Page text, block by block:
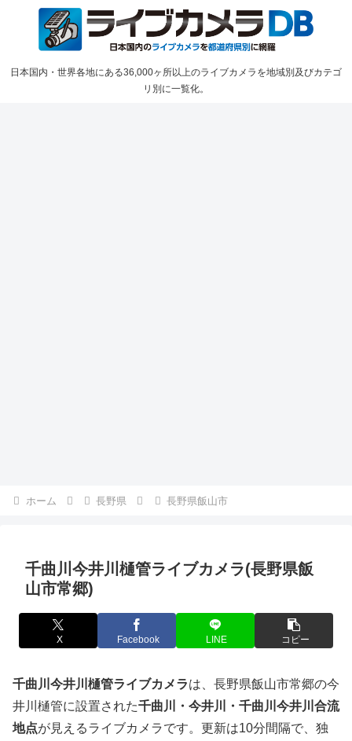
日本国内・世界各地にある36,000ヶ所以上のライブカメラを地域別及びカテゴ
リ別に一覧化。
ホーム 長野県 長野県飯山市
千曲川今井川樋管ライブカメラ(長野県飯
山市常郷)
X Facebook LINE コピー
千曲川今井川樋管ライブカメラは、長野県飯山市常郷の今
井川樋管に設置された千曲川・今井川・千曲川今井川合流
地点が見えるライブカメラです。更新は10分間隔で、独